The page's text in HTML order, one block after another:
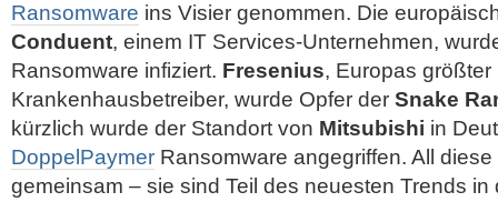
Ransomware ins Visier genommen. Die
Conduent, einem IT Services-Unternehmen,
Ransomware infiziert. Fresenius, Europas größter
Krankenhausbetreiber, wurde Opfer der Snake
kürzlich wurde der Standort von Mitsubishi in
DoppelPaymer Ransomware angegriffen. All
gemeinsam – sie sind Teil des neuesten Trends in